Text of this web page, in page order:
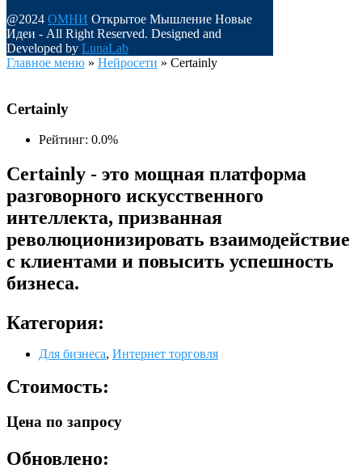
@2024 ОМНИ Открытое Мышление Новые
Идеи - All Right Reserved. Designed and
Developed by LunaLab
Главное меню » Нейросети » Certainly
Certainly
Рейтинг: 0.0%
Certainly - это мощная платформа
разговорного искусственного
интеллекта, призванная
революционизировать взаимодействие
с клиентами и повысить успешность
бизнеса.
Категория:
Для бизнеса, Интернет торговля
Стоимость:
Цена по запросу
Обновлено: